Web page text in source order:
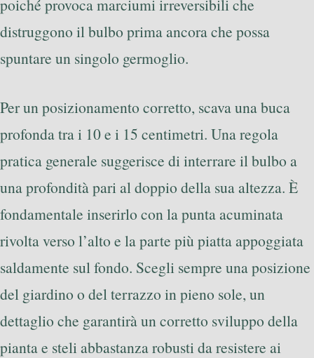
poiché provoca marciumi irreversibili che
distruggono il bulbo prima ancora che possa
spuntare un singolo germoglio.
Per un posizionamento corretto, scava una buca
profonda tra i 10 e i 15 centimetri. Una regola
pratica generale suggerisce di interrare il bulbo a
una profondità pari al doppio della sua altezza. È
fondamentale inserirlo con la punta acuminata
rivolta verso l’alto e la parte più piatta appoggiata
saldamente sul fondo. Scegli sempre una posizione
del giardino o del terrazzo in pieno sole, un
dettaglio che garantirà un corretto sviluppo della
pianta e steli abbastanza robusti da resistere ai